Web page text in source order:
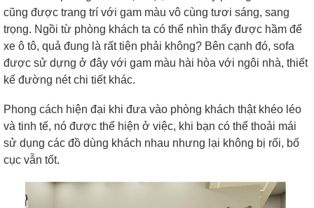
cũng được trang trí với gam màu vô cùng tươi sáng, sang
trọng. Ngồi từ phòng khách ta có thể nhìn thấy được hầm để
xe ô tô, quả đung là rất tiện phải không? Bên cạnh đó, sofa
được sử dựng ở đây với gam màu hài hòa với ngôi nhà, thiết
kế đường nét chi tiết khác.
Phong cách hiện đại khi đưa vào phòng khách thật khéo léo
và tinh tế, nó được thể hiện ở việc, khi bạn có thể thoải mái
sử dụng các đồ dùng khách nhau nhưng lại không bị rối, bố
cục vẫn tốt.